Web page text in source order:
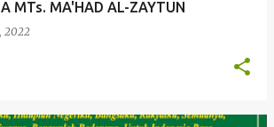
MTs. MA'HAD AL-ZAYTUN
2022